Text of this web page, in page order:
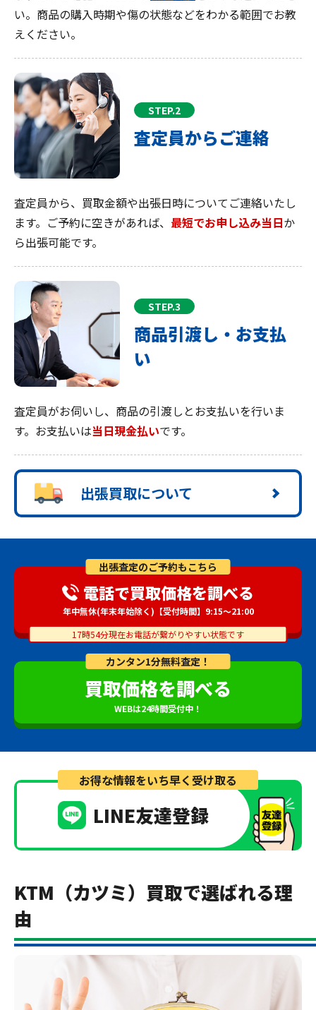
い。商品の購入時期や傷の状態などをわかる範囲でお教
えください。
STEP.2
査定員からご連絡
査定員から、買取金額や出張日時についてご連絡いたし
ます。ご予約に空きがあれば、 最短でお申し込み当日か
ら出張可能です。
STEP.3
商品引渡し・お支払
い
査定員がお伺いし、商品の引渡しとお支払いを行いま
す。お支払いは当日現金払いです。
出張買取について
カンタン1分無料査定！
買取価格を調べる
WEBは24時間受付中！
出張査定のご予約もこちら
電話で買取価格を調べる
年中無休(年末年始除く)【受付時間】9:15～21:00
17時54分現在お電話が繋がりやすい状態です
お得な情報をいち早く受け取る
LINE友達登録
KTM（カツミ）買取で選ばれる理
由